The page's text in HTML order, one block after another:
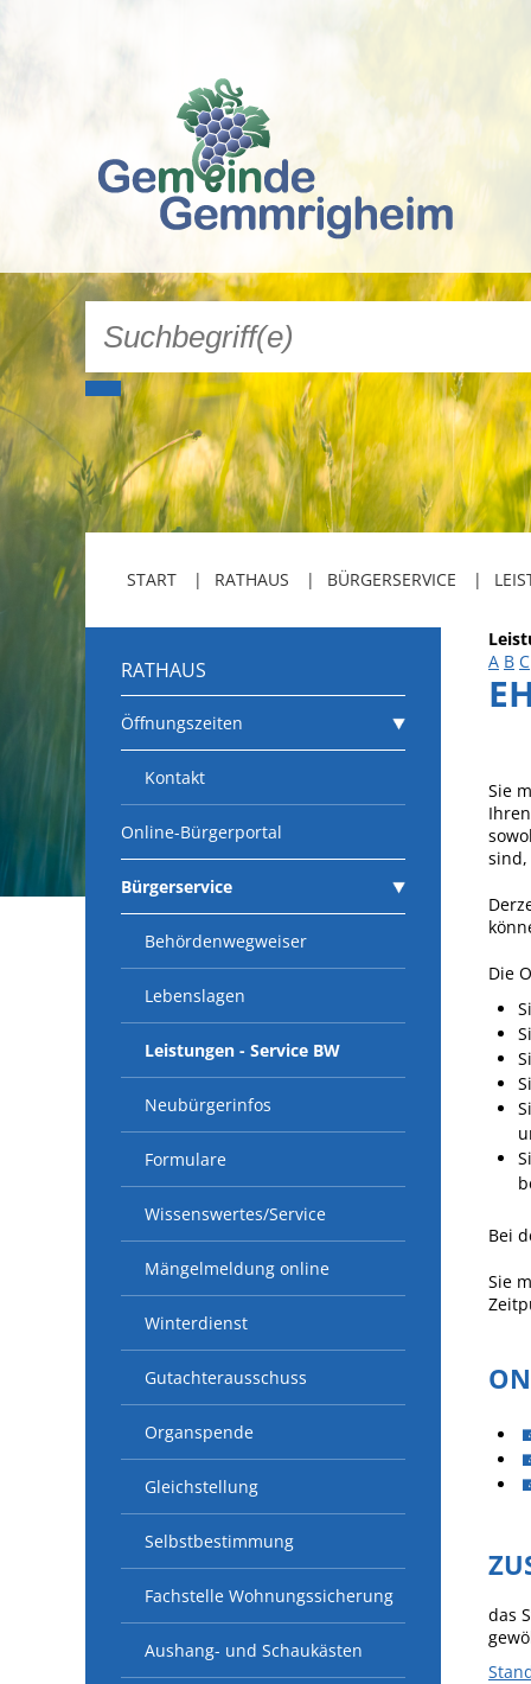
START RATHAUS BÜRGERSERVICE
RATHAUS
Öffnungszeiten
Kontakt
Online-Bürgerportal
Bürgerservice
Behördenwegweiser
Lebenslagen
Leistungen - Service BW
Neubürgerinfos
Formulare
Wissenswertes/Service
Mängelmeldung online
Winterdienst
Gutachterausschuss
Organspende
Gleichstellung
Selbstbestimmung
Fachstelle Wohnungssicherung
Aushang- und Schaukästen
A B C
Sie
sind,
Die
Bei
Sie
das